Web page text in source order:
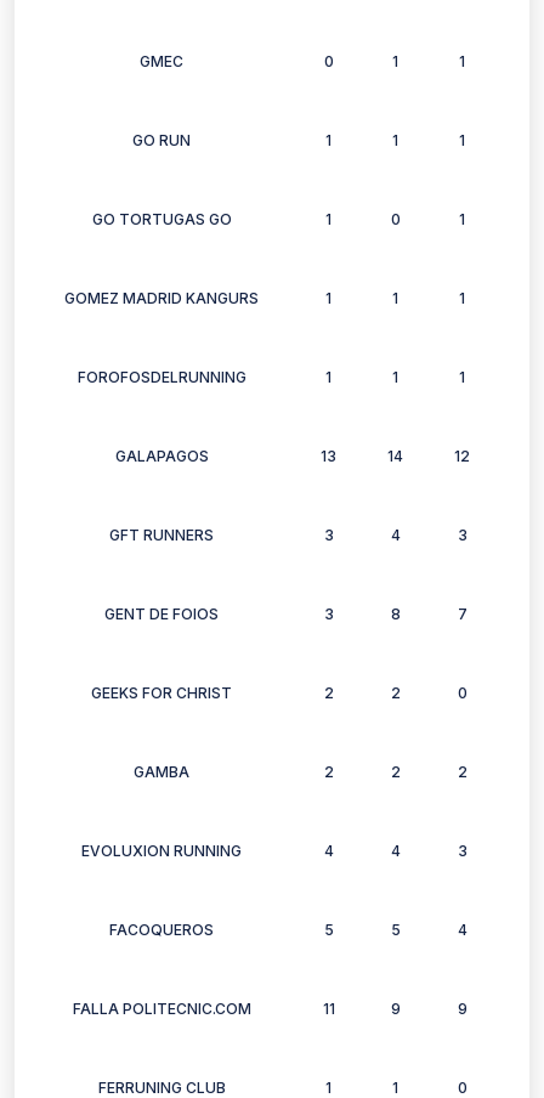
GMEC 0 1 1
GO RUN 1 1 1
GO TORTUGAS GO 1 0 1
GOMEZ MADRID KANGURS 1 1 1
FOROFOSDELRUNNING 1 1 1
GALAPAGOS 13 14 12
GFT RUNNERS 3 4 3
GENT DE FOIOS 3 8 7
GEEKS FOR CHRIST 2 2 0
GAMBA 2 2 2
EVOLUXION RUNNING 4 4 3
FACOQUEROS 5 5 4
FALLA POLITECNIC.COM 11 9 9
FERRUNING CLUB 1 1 0